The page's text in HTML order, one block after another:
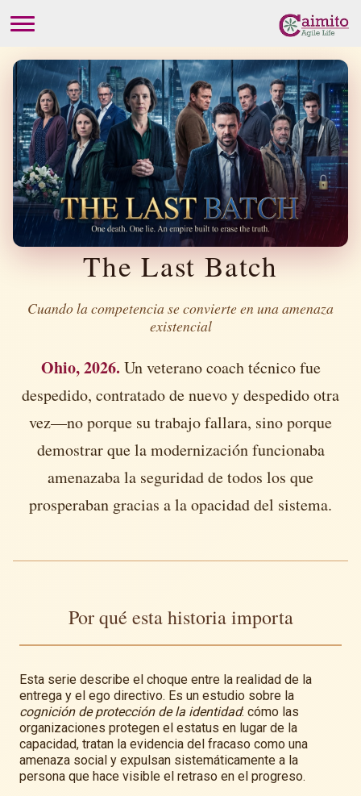
The Last Batch
Cuando la competencia se convierte en una amenaza
existencial
Ohio, 2026. Un veterano coach técnico fue
despedido, contratado de nuevo y despedido otra
vez—no porque su trabajo fallara, sino porque
demostrar que la modernización funcionaba
amenazaba la seguridad de todos los que
prosperaban gracias a la opacidad del sistema.
Por qué esta historia importa
Esta serie describe el choque entre la realidad de la
entrega y el ego directivo. Es un estudio sobre la
cognición de protección de la identidad: cómo las
organizaciones protegen el estatus en lugar de la
capacidad, tratan la evidencia del fracaso como una
amenaza social y expulsan sistemáticamente a la
persona que hace visible el retraso en el progreso.